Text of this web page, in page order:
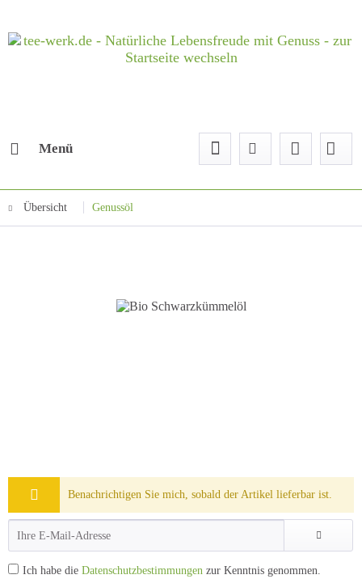
Menü
Übersicht Genussöl
Benachrichtigen Sie mich, sobald der Artikel lieferbar ist.
Ich habe die Datenschutzbestimmungen zur Kenntnis genommen.